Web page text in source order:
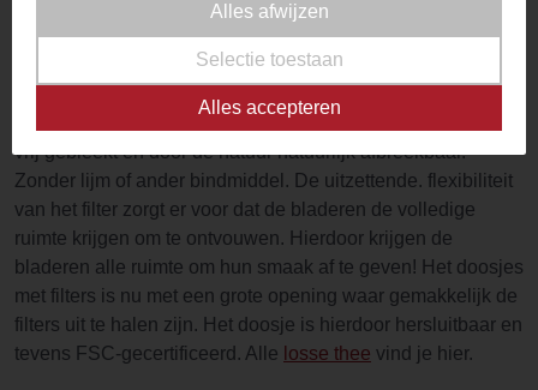
Omschrijving
Teeli Theefilters worden gemaakt van abaca pulp. cellulose
en vezels voor true-flavor filter. De theefilters zijn chlorine-
vrij gebleekt en door de natuur natuurlijk afbreekbaar.
Zonder lijm of ander bindmiddel. De uitzettende. flexibiliteit
van het filter zorgt er voor dat de bladeren de volledige
ruimte krijgen om te ontvouwen. Hierdoor krijgen de
bladeren alle ruimte om hun smaak af te geven! Het doosjes
met filters is nu met een grote opening waar gemakkelijk de
filters uit te halen zijn. Het doosje is hierdoor hersluitbaar en
tevens FSC-gecertificeerd. Alle losse thee vind je hier.
Alles afwijzen
Selectie toestaan
Alles accepteren